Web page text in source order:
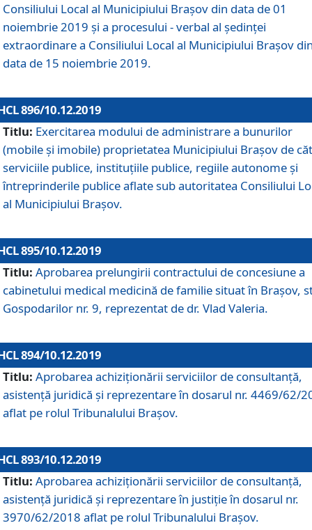
Consiliului Local al Municipiului Brașov din data de 01
noiembrie 2019 și a procesului - verbal al ședinței
extraordinare a Consiliului Local al Municipiului Brașov
data de 15 noiembrie 2019.
896/10.12.2019
Titlu: Exercitarea modului de administrare a bunurilor
(mobile și imobile) proprietatea Municipiului Brașov de
serviciile publice, instituțiile publice, regiile autonome și
întreprinderile publice aflate sub autoritatea Consiliului
al Municipiului Brașov.
895/10.12.2019
Titlu: Aprobarea prelungirii contractului de concesiune a
cabinetului medical medicină de familie situat în Braşov,
Gospodarilor nr. 9, reprezentat de dr. Vlad Valeria.
894/10.12.2019
Titlu: Aprobarea achiziţionării serviciilor de consultanţă,
asistenţă juridică şi reprezentare în dosarul nr. 4469/62/
aflat pe rolul Tribunalului Braşov.
893/10.12.2019
Titlu: Aprobarea achiziţionării serviciilor de consultanţă,
asistenţă juridică şi reprezentare în justiţie în dosarul nr.
3970/62/2018 aflat pe rolul Tribunalului Braşov.